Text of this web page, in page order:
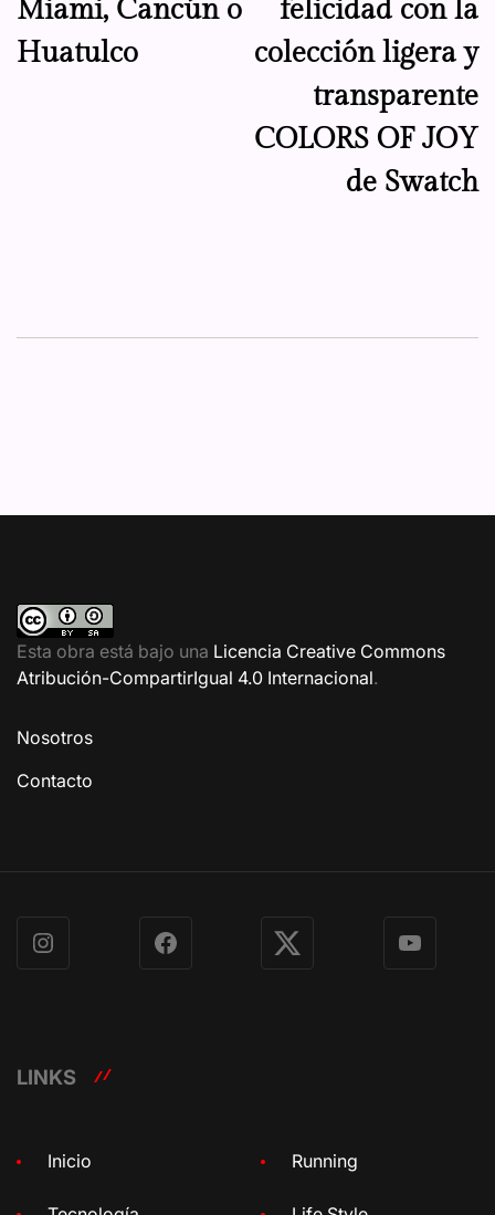
Miami, Cancún o
Huatulco
felicidad con la
colección ligera y
transparente
COLORS OF JOY
de Swatch
Esta obra está bajo una Licencia Creative Commons
Atribución-CompartirIgual 4.0 Internacional.
Nosotros
Contacto
Instagram Facebook X YouTube
LINKS
Inicio Running